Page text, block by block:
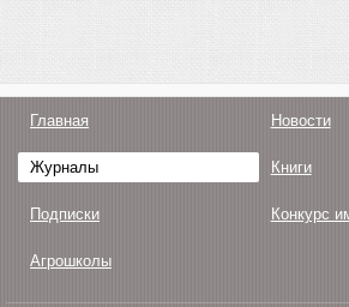
Главная Новости
Журналы Книги
Подписки Конкурс
Агрошколы